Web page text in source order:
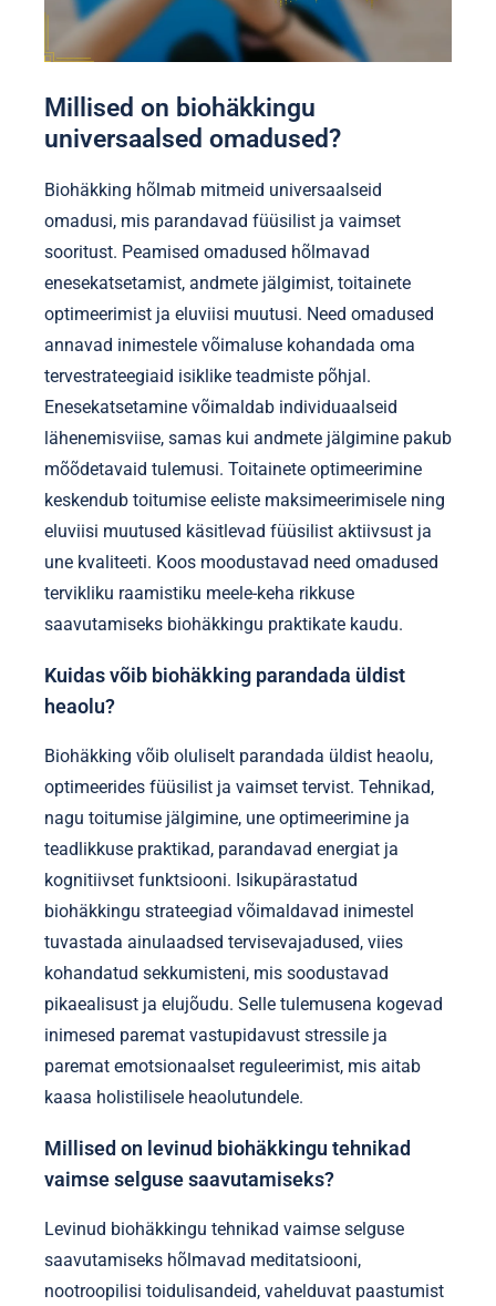
Millised on biohäkkingu
universaalsed omadused?
Biohäkking hõlmab mitmeid universaalseid
omadusi, mis parandavad füüsilist ja vaimset
sooritust. Peamised omadused hõlmavad
enesekatsetamist, andmete jälgimist, toitainete
optimeerimist ja eluviisi muutusi. Need omadused
annavad inimestele võimaluse kohandada oma
tervestrateegiaid isiklike teadmiste põhjal.
Enesekatsetamine võimaldab individuaalseid
lähenemisviise, samas kui andmete jälgimine pakub
mõõdetavaid tulemusi. Toitainete optimeerimine
keskendub toitumise eeliste maksimeerimisele ning
eluviisi muutused käsitlevad füüsilist aktiivsust ja
une kvaliteeti. Koos moodustavad need omadused
tervikliku raamistiku meele-keha rikkuse
saavutamiseks biohäkkingu praktikate kaudu.
Kuidas võib biohäkking parandada üldist
heaolu?
Biohäkking võib oluliselt parandada üldist heaolu,
optimeerides füüsilist ja vaimset tervist. Tehnikad,
nagu toitumise jälgimine, une optimeerimine ja
teadlikkuse praktikad, parandavad energiat ja
kognitiivset funktsiooni. Isikupärastatud
biohäkkingu strateegiad võimaldavad inimestel
tuvastada ainulaadsed tervisevajadused, viies
kohandatud sekkumisteni, mis soodustavad
pikaealisust ja elujõudu. Selle tulemusena kogevad
inimesed paremat vastupidavust stressile ja
paremat emotsionaalset reguleerimist, mis aitab
kaasa holistilisele heaolutundele.
Millised on levinud biohäkkingu tehnikad
vaimse selguse saavutamiseks?
Levinud biohäkkingu tehnikad vaimse selguse
saavutamiseks hõlmavad meditatsiooni,
nootroopilisi toidulisandeid, vahelduvat paastumist